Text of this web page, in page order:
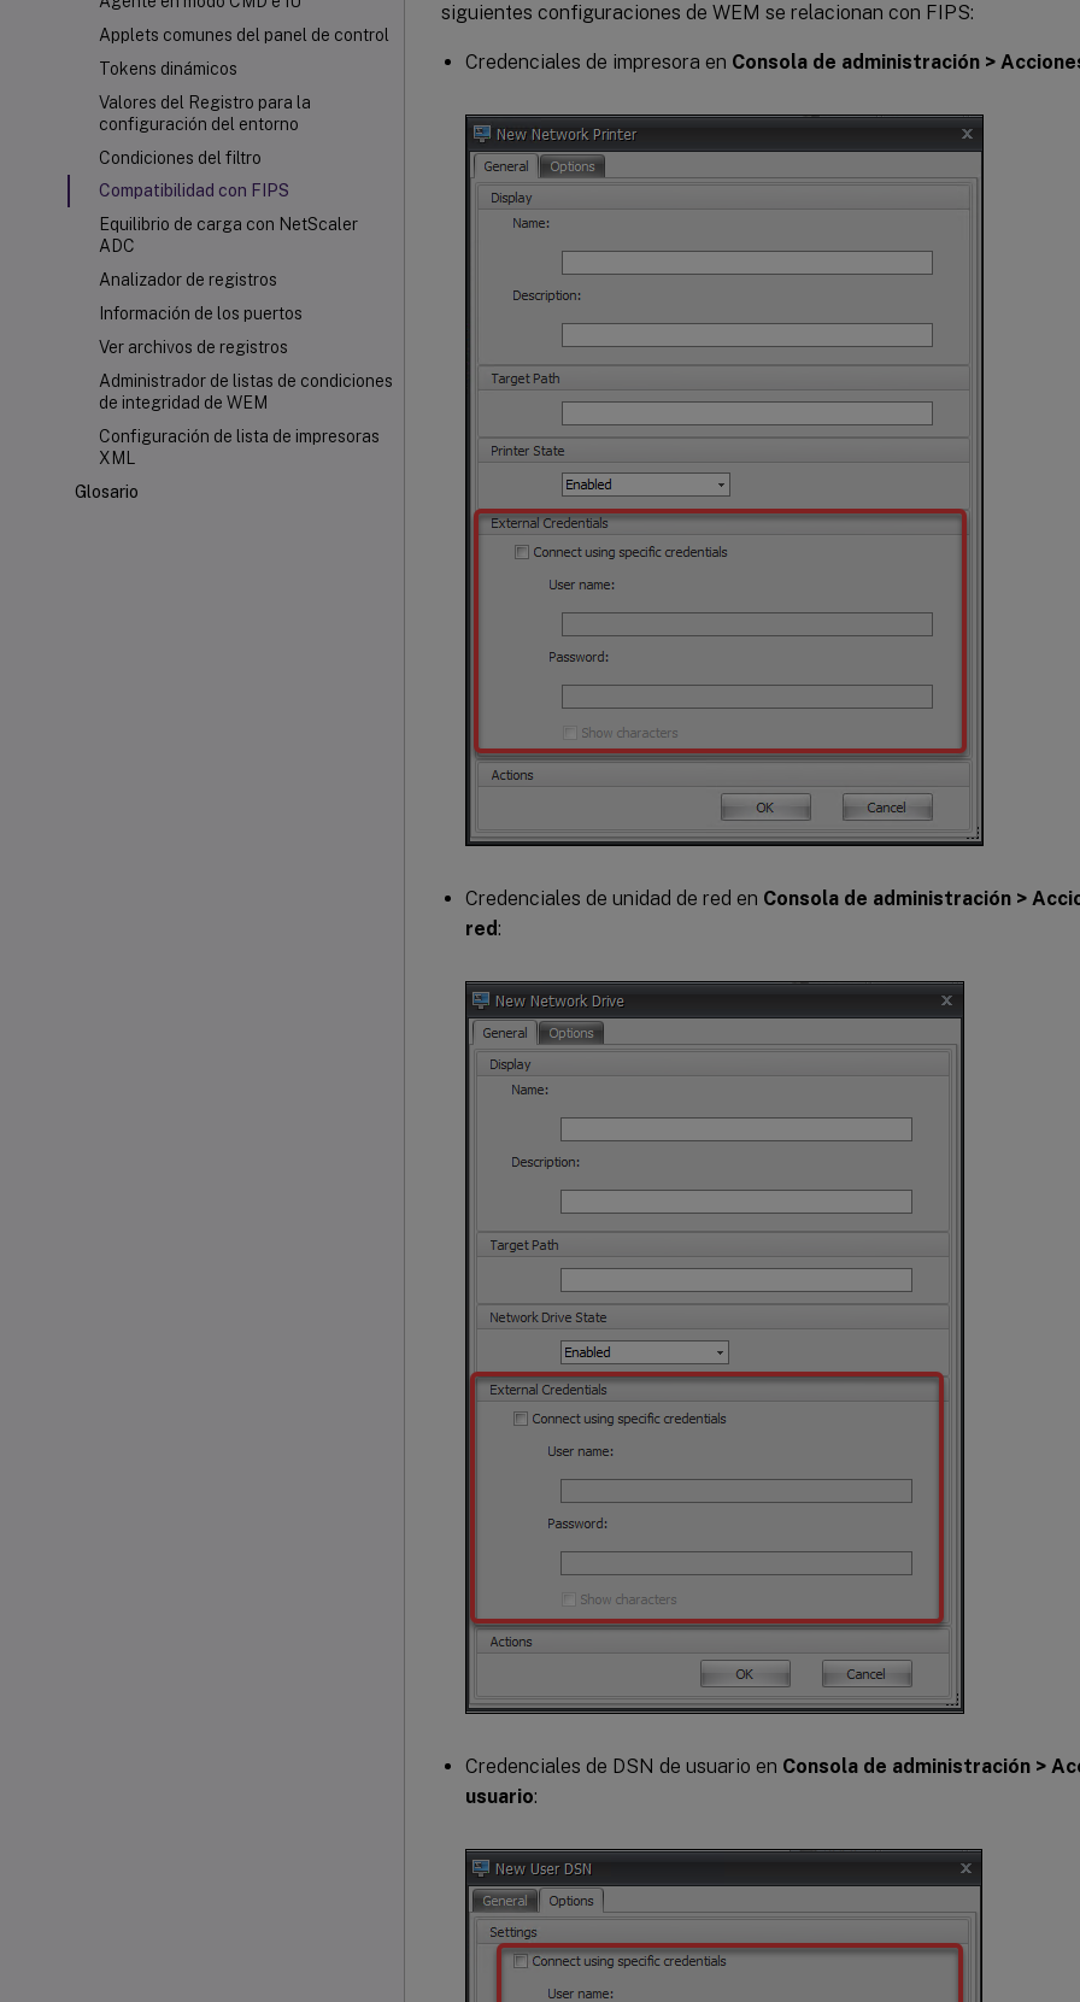
Applets comunes del panel de control
Tokens dinámicos
Valores del Registro para la
configuración del entorno
Condiciones del filtro
Compatibilidad con FIPS
Equilibrio de carga con NetScaler
ADC
Analizador de registros
Información de los puertos
Ver archivos de registros
Administrador de listas de condiciones
de integridad de WEM
Configuración de lista de impresoras
XML
Glosario
siguientes configuraciones de WEM se relacionan con FIPS:
Credenciales de impresora en Consola de administración >
Credenciales de unidad de red en Consola de administración >
red:
Credenciales de DSN de usuario en Consola de administración >
usuario: